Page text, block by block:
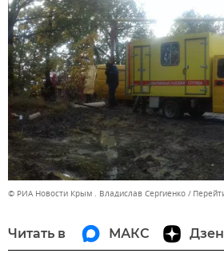
© РИА Новости Крым . Владислав Сергиенко
Читать в МАКС Дзен